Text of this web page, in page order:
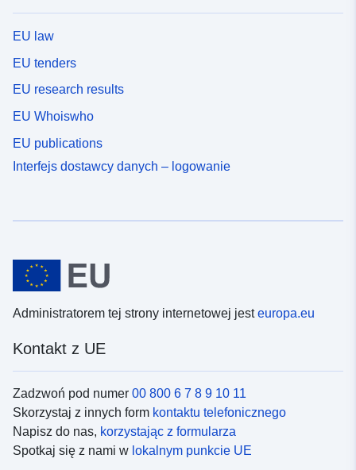
EU law
EU tenders
EU research results
EU Whoiswho
EU publications
Interfejs dostawcy danych – logowanie
Administratorem tej strony internetowej jesteuropa.eu
Kontakt z UE
Zadzwoń pod numer 00 800 6 7 8 9 10 11
Skorzystaj z innych form kontaktu telefonicznego
Napisz do nas, korzystając z formularza
Spotkaj się z nami w lokalnym punkcie UE